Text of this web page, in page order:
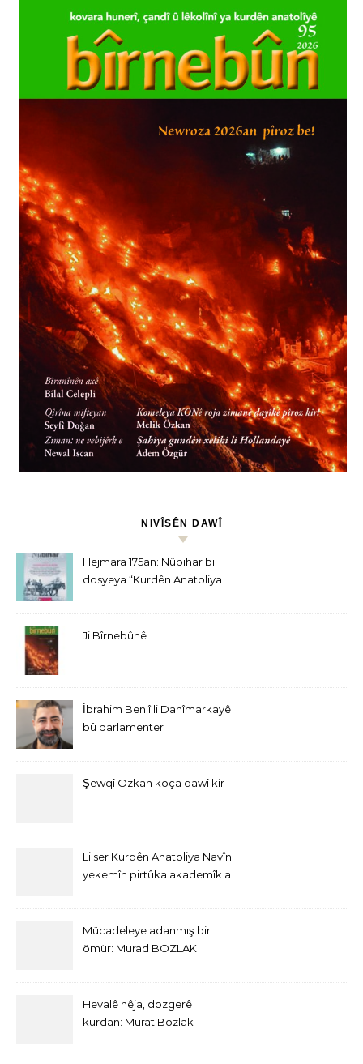
NIVÎSÊN DAWÎ
Hejmara 175an: Nûbihar bi
dosyeya “Kurdên Anatoliya
Ji Bîrnebûnê
İbrahim Benlî li Danîmarkayê
bû parlamenter
Şewqî Ozkan koça dawî kir
Li ser Kurdên Anatoliya Navîn
yekemîn pirtûka akademîk a
Mücadeleye adanmış bir
ömür: Murad BOZLAK
Hevalê hêja, dozgerê
kurdan: Murat Bozlak